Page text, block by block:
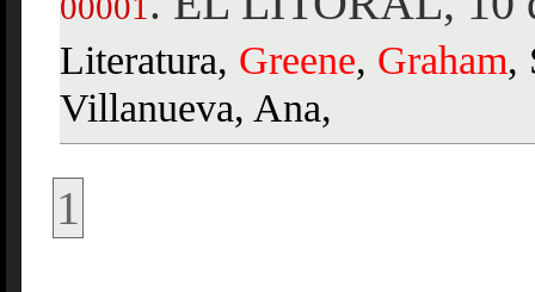
Literatura, Greene, Graham,
Villanueva, Ana,
1